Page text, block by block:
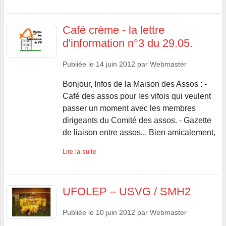
Café crème - la lettre
d'information n°3 du 29.05.
Publiée le 14 juin 2012 par Webmaster
Bonjour, Infos de la Maison des Assos : -
Café des assos pour les vifois qui veulent
passer un moment avec les membres
dirigeants du Comité des assos. - Gazette
de liaison entre assos... Bien amicalement,
Lire la suite
UFOLEP – USVG / SMH2
Publiée le 10 juin 2012 par Webmaster